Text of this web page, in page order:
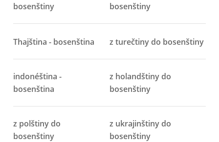
bosenštiny
bosenštiny
Thajština - bosenština z turečtiny do bosenštiny
indonéština -
bosenština
z holandštiny do
bosenštiny
z polštiny do
bosenštiny
z ukrajinštiny do
bosenštiny